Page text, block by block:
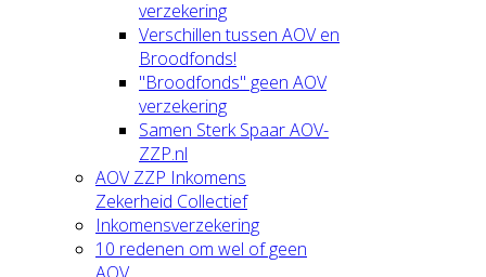
verzekering
Verschillen tussen AOV en
Broodfonds!
"Broodfonds" geen AOV
verzekering
Samen Sterk Spaar AOV-
ZZP.nl
AOV ZZP Inkomens
Zekerheid Collectief
Inkomensverzekering
10 redenen om wel of geen